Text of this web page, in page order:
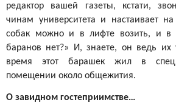
редактор вашей газеты, кстати,
чинам университета и настаивает
собак можно и в лифте возить, и в
баранов нет?» И, знаете, он ведь их
время этот барашек жил в
помещении около общежития.
О завидном гостеприимстве…